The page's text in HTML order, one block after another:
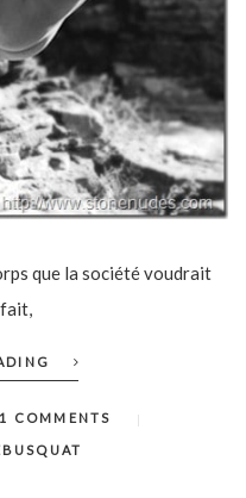
que la société voudrait
1 COMMENTS